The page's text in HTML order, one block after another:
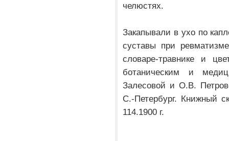
челюстях.
Закапывали в ухо по
суставы при
словаре-травнике и
ботаническим и
Залесовой и О.В.
С.-Петербург. Книжный
114.1900 г.